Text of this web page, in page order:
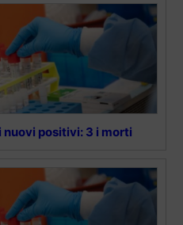
nuovi positivi: 3 i morti